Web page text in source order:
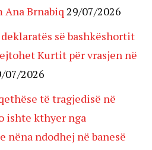
Ana Brnabiq 29/07/2026
së bashkëshortit
Kurtit për vrasjen në
07/2026
të tragjedisë në
ishte kthyer nga
nëna ndodhej në banesë